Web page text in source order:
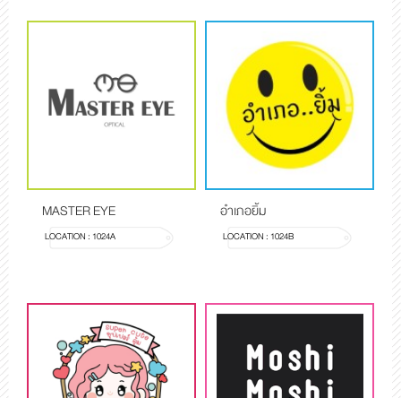
MASTER EYE
LOCATION : 1024A
อำเภอยิ้ม
LOCATION : 1024B